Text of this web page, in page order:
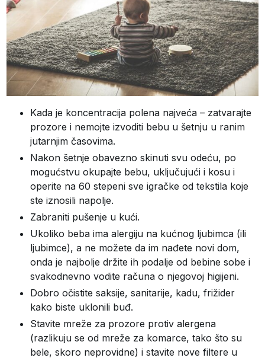
Kada je koncentracija polena najveća – zatvarajte
prozore i nemojte izvoditi bebu u šetnju u ranim
jutarnjim časovima.
Nakon šetnje obavezno skinuti svu odeću, po
mogućstvu okupajte bebu, uključujući i kosu i
operite na 60 stepeni sve igračke od tekstila koje
ste iznosili napolje.
Zabraniti pušenje u kući.
Ukoliko beba ima alergiju na kućnog ljubimca (ili
ljubimce), a ne možete da im nađete novi dom,
onda je najbolje držite ih podalje od bebine sobe i
svakodnevno vodite računa o njegovoj higijeni.
Dobro očistite saksije, sanitarije, kadu, frižider
kako biste uklonili buđ.
Stavite mreže za prozore protiv alergena
(razlikuju se od mreže za komarce, tako što su
bele, skoro neprovidne) i stavite nove filtere u